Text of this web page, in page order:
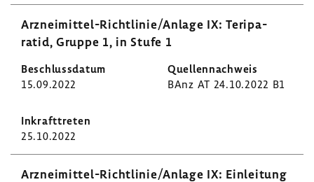
Arzneimittel-​Richtlinie/Anlage IX: Teri­pa­
ratid, Gruppe 1, in Stufe 1
15.09.2022 BAnz AT 24.10.2022 B1
25.10.2022
Arzneimittel-​Richtlinie/Anlage IX: Einlei­tung